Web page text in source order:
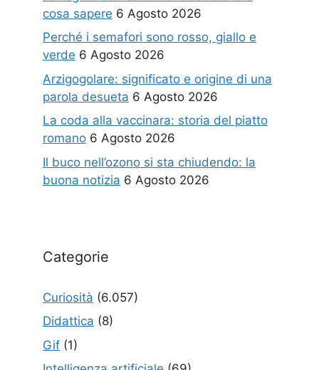
cosa sapere 6 Agosto 2026
Perché i semafori sono rosso, giallo e
verde 6 Agosto 2026
Arzigogolare: significato e origine di una
parola desueta 6 Agosto 2026
La coda alla vaccinara: storia del piatto
romano 6 Agosto 2026
Il buco nell’ozono si sta chiudendo: la
buona notizia 6 Agosto 2026
Categorie
Curiosità (6.057)
Didattica (8)
Gif (1)